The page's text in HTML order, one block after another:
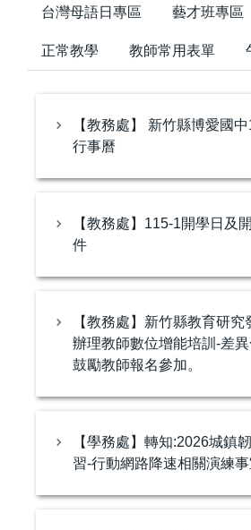
台灣母語日專區 藝才班專區
正常教學 教師常用表單
【教務處】 新竹縣博愛國
行事曆
【教務處】115-1開學日及
件
【教務處】新竹縣教育研
辦理教師數位增能培訓-差異
鼓勵教師報名參加。
【學務處】轉知:2026城鎮
習-行動網路降速相關演練事